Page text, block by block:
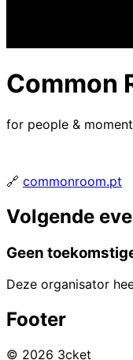
Common
for people & moment
🔗 commonroom.pt
Volgende
Geen
Deze organisator
Footer
© 2026 3cket